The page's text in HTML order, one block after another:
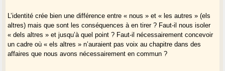
L’identité crée bien une différence entre « nous » et « les autres » (els
altres) mais que sont les conséquences à en tirer ? Faut-il nous isoler
« dels altres » et jusqu’à quel point ? Faut-il nécessairement concevoir
un cadre où « els altres » n’auraient pas voix au chapitre dans des
affaires que nous avons nécessairement en commun ?